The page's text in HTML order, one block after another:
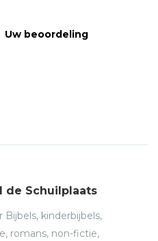
Uw beoordeling
de Schuilplaats
kinderbijbels,
romans, non-fictie,